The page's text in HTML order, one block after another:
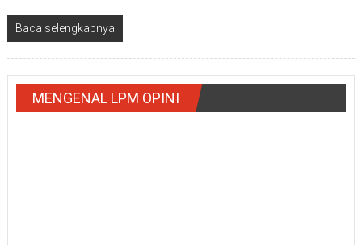
Baca selengkapnya
MENGENAL LPM OPINI